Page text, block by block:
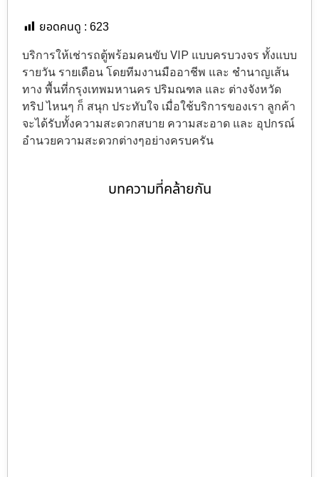
ยอดคนดู : 623
บริการให้เช่ารถตู้พร้อมคนขับ VIP แบบครบวงจร ทั้งแบบ
รายวัน รายเดือน โดยทีมงานมืออาชีพ และ ชำนาญเส้น
ทาง พื้นที่กรุงเทพมหานคร ปริมณฑล และ ต่างจังหวัด
ทริป ไหนๆ ก็ สนุก ประทับใจ เมื่อใช้บริการของเรา ลูกค้า
จะได้รับทั้งความสะดวกสบาย ความสะอาด และ อุปกรณ์
อำนวยความสะดวกต่างๆอย่างครบครัน
บทความที่คล้ายกัน